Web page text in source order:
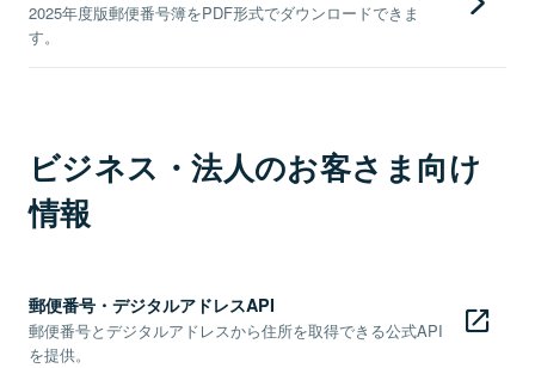
2025年度版郵便番号簿をPDF形式でダウンロードできま
す。
ビジネス・法人のお客さま向け
情報
郵便番号・デジタルアドレスAPI
郵便番号とデジタルアドレスから住所を取得できる公式API
を提供。